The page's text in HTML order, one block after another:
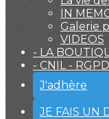
IN
Galerie
VIDEOS
- LA
- CNIL -
J'adhère
JE FAIS UN